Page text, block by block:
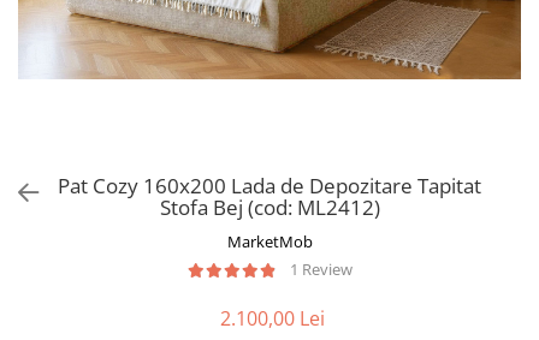
Pat Cozy 160x200 Lada de Depozitare Tapitat
Stofa Bej (cod: ML2412)
MarketMob
1 Review
2.100,00 Lei